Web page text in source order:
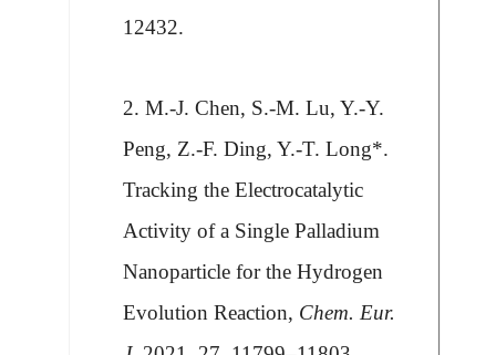
12432.
2. M.-J. Chen, S.-M. Lu,Y.-Y.
Peng, Z.-F. Ding, Y.-T. Long*.
Tracking the Electrocatalytic
Activity of a Single Palladium
Nanoparticle for the Hydrogen
Evolution Reaction, Chem. Eur.